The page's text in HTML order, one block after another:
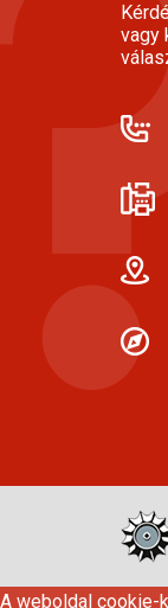
vagy
A weboldal cookie-